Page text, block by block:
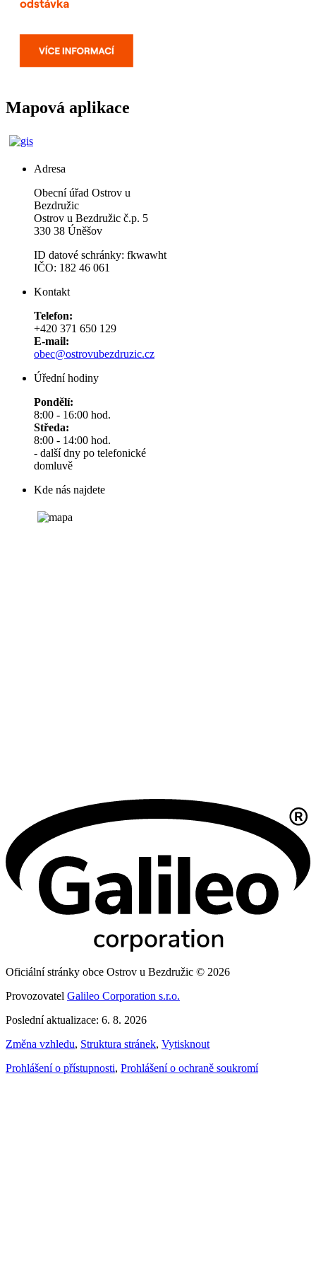
Mapová aplikace
Adresa
Obecní úřad Ostrov u
Bezdružic
Ostrov u Bezdružic č.p. 5
330 38 Úněšov
ID datové schránky: fkwawht
IČO: 182 46 061
Kontakt
Telefon:
+420 371 650 129
E-mail:
obec@ostrovubezdruzic.cz
Úřední hodiny
Pondělí:
8:00 - 16:00 hod.
Středa:
8:00 - 14:00 hod.
- další dny po telefonické
domluvě
Kde nás najdete
Oficiální stránky obce Ostrov u Bezdružic © 2026
Provozovatel Galileo Corporation s.r.o.
Poslední aktualizace: 6. 8. 2026
Změna vzhledu, Struktura stránek, Vytisknout
Prohlášení o přístupnosti, Prohlášení o ochraně soukromí